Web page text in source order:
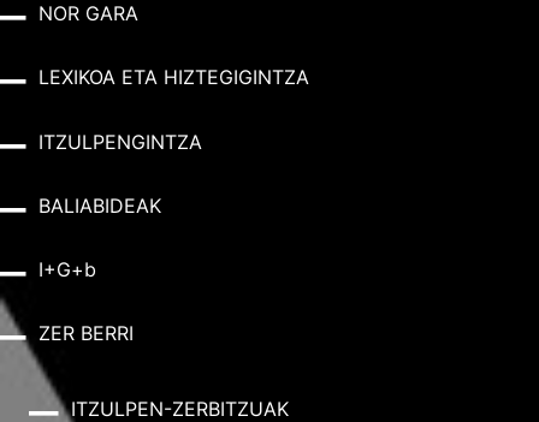
NOR GARA
LEXIKOA ETA HIZTEGIGINTZA
ITZULPENGINTZA
BALIABIDEAK
I+G+b
ZER BERRI
ITZULPEN-ZERBITZUAK